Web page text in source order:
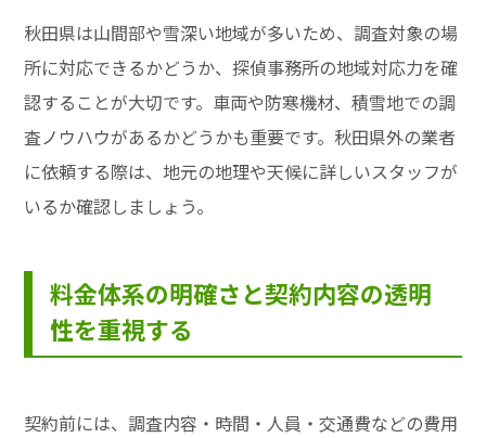
秋田県は山間部や雪深い地域が多いため、調査対象の場
所に対応できるかどうか、探偵事務所の地域対応力を確
認することが大切です。車両や防寒機材、積雪地での調
査ノウハウがあるかどうかも重要です。秋田県外の業者
に依頼する際は、地元の地理や天候に詳しいスタッフが
いるか確認しましょう。
料金体系の明確さと契約内容の透明
性を重視する
契約前には、調査内容・時間・人員・交通費などの費用